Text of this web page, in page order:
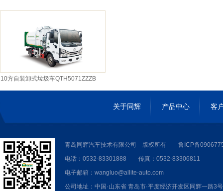
10方自装卸式垃圾车QTH5071ZZZB
关于同辉 产品中心 客
青岛同辉汽车技术有限公司 版权所有 鲁ICP备
电话：0532-83301888 传真：0532-83306811
电子邮箱：wangluo@allite-auto.com
公司地址：中国·山东省 青岛市·平度经济开发区同辉一路3号